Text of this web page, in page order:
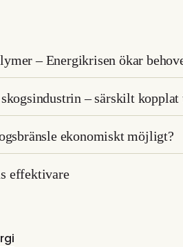
– Energikrisen ökar
– särskilt
ekonomiskt möjligt?
effektivare